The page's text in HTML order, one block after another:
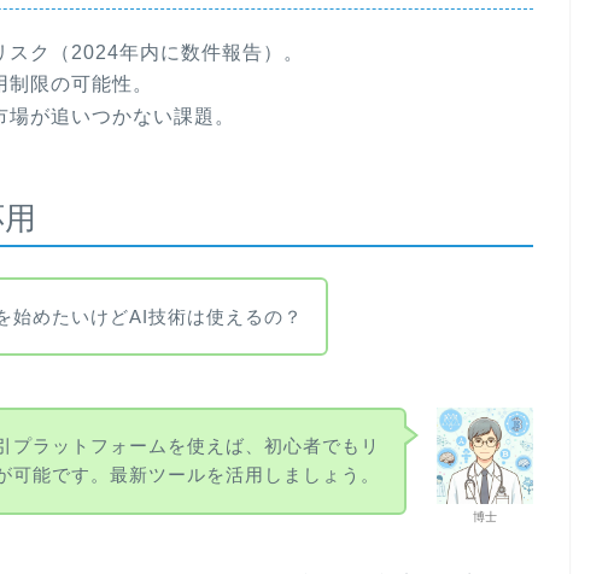
ク（2024年内に数件報告）。
限の可能性。
が追いつかない課題。
始めたいけどAI技術は使えるの？
博士
プラットフォームを使えば、初心者でもリ
可能です。最新ツールを活用しましょう。